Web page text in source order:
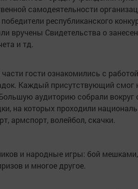
самодеятельности
республиканского
вручены Свидетельства о
и тд.
гости ознакомились с работой
Каждый присутствующий смог
аудиторию собрали вокруг
на которых проходили
армспорт, волейбол, скачки.
и народные игры: бой
и многое другое.